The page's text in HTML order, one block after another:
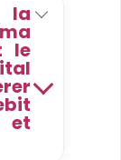
la
le
et